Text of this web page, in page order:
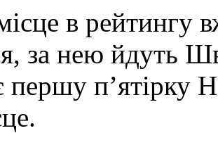
в рейтингу
за нею йдуть
першу п’ятірку